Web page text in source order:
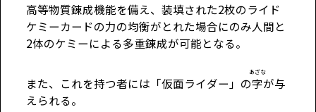
高等物質錬成機能を備え、装填された2枚のライド
ケミーカードの力の均衡がとれた場合にのみ人間と
2体のケミーによる多重錬成が可能となる。
また、これを持つ者には「仮面ライダー」の字
あざな
が与
えられる。